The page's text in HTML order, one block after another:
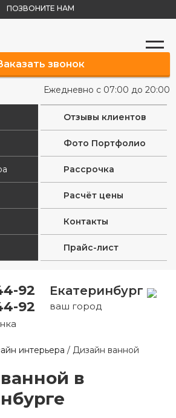
ПОЗВОНИТЕ НАМ
звонок
Ежедневно с 07:00 до 20:00
Отзывы клиентов
Фото Портфолио
Рассрочка
Расчёт цены
Контакты
Прайс-лист
92
92
Екатеринбург
ваш город
интерьера / Дизайн ванной
в